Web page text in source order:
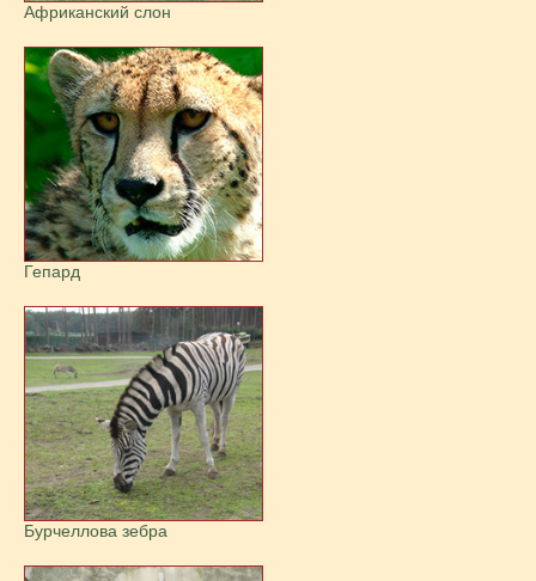
Африканский слон
Гепард
Бурчеллова зебра